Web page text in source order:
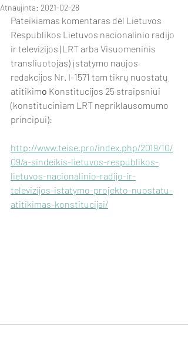
Atnaujinta: 2021-02-28
Pateikiamas komentaras dėl Lietuvos
Respublikos Lietuvos nacionalinio radijo
ir televizijos (LRT arba Visuomeninis
transliuotojas) įstatymo naujos
redakcijos Nr. I-1571 tam tikrų nuostatų
atitikimo Konstitucijos 25 straipsniui
(konstituciniam LRT nepriklausomumo
principui):
http://www.teise.pro/index.php/2019/10/
09/a-sindeikis-lietuvos-respublikos-
lietuvos-nacionalinio-radijo-ir-
televizijos-istatymo-projekto-nuostatu-
atitikimas-konstitucijai/